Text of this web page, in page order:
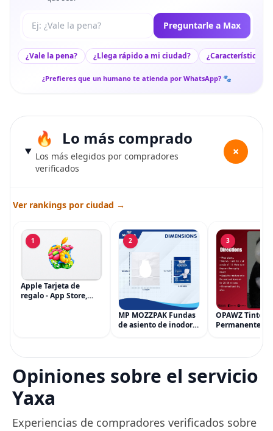
Tu pregunta a Max Preguntarle a Max
¿Vale la pena? ¿Llega rápido a mi ciudad? ¿Características
¿Prefieres que un humano te atienda por WhatsApp? 🐾
Lo más comprado
Los más elegidos por compradores
verificados
+
Ver rankings por ciudad →
1
Apple Tarjeta de
regalo - App Store,
2
MP MOZZPAK Fundas
de asiento de inodoro
para entrenamiento
3
OPAWZ Tinte
Permanente
Tinte para
Peluquería
una Década,
Opiniones sobre el servicio
Yaxa
Experiencias de compradores verificados sobre